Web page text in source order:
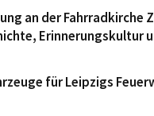
an der Fahrradkirche
Erinnerungskultur
für Leipzigs